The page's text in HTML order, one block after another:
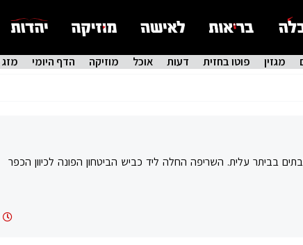
מגזין פוטו בחזית דעות אוכל מוזיקה הדף היומי מזג
בביתר עלית. השריפה החלה ליד כביש הביטחון הפונה לכיוון הכפר